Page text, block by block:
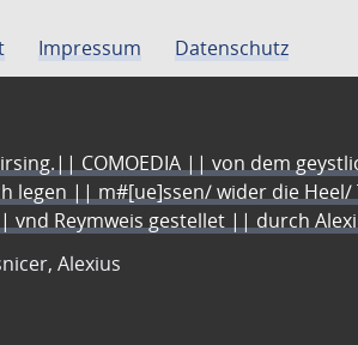
Impressum Datenschutz
COMOEDIA || von dem
legen || m#[ue]ssen/ wider die
vnd Reymweis gestellet || durch
Alexius